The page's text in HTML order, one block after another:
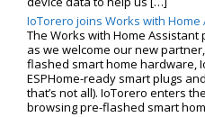
IoTorero joins Works with Home
The Works with Home
as we welcome our new
flashed smart home hardware,
ESPHome-ready smart plugs
that’s not all). IoTorero enters
browsing pre-flashed smart